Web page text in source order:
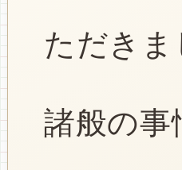
ただき
諸般の事